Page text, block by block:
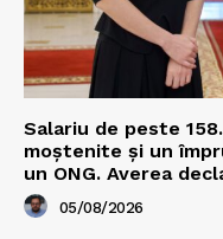
Salariu de peste
moștenite și un
un ONG. Averea
05/08/2026